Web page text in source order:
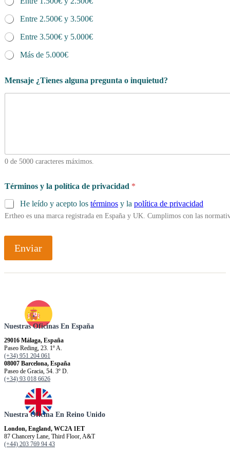
Entre 2.500€ y 3.500€
Entre 3.500€ y 5.000€
Más de 5.000€
Mensaje ¿Tienes alguna pregunta o inquietud?
0 de 5000 caracteres máximos.
Términos y la política de privacidad *
He leído y acepto los términos y la política de privacidad
Ertheo es una marca registrada en España y UK. Cumplimos con las
Enviar
Nuestras Oficinas En España
29016 Málaga, España
Paseo Reding, 23. 1º A.
(+34) 951 204 061
08007 Barcelona, España
Paseo de Gracia, 54. 3º D.
(+34) 93 018 6626
Nuestra Oficina En Reino Unido
London, England, WC2A 1ET
87 Chancery Lane, Third Floor, A&T
(+44) 203 769 94 43